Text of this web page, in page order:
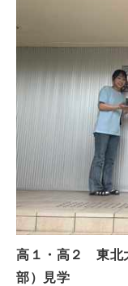
高１・高２ 東北
部）見学